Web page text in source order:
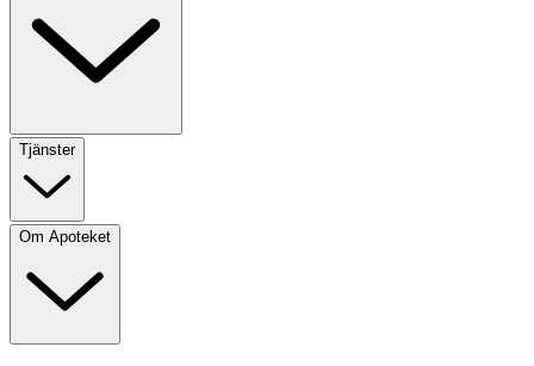
Tjänster
Om Apoteket